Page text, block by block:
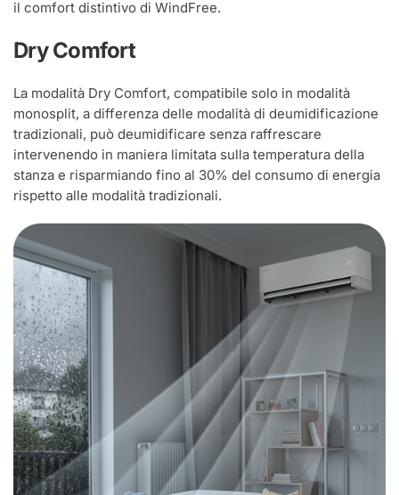
il comfort distintivo di WindFree.
Dry Comfort
La modalità Dry Comfort, compatibile solo in modalità
monosplit, a differenza delle modalità di deumidificazione
tradizionali, può deumidificare senza raffrescare
intervenendo in maniera limitata sulla temperatura della
stanza e risparmiando fino al 30% del consumo di energia
rispetto alle modalità tradizionali.